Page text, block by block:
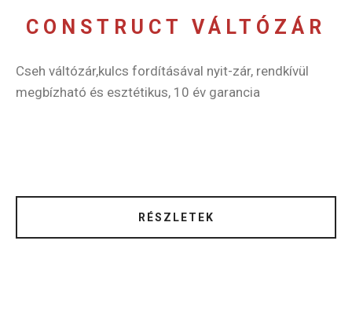
CONSTRUCT VÁLTÓZÁR
Cseh váltózár,kulcs fordításával nyit-zár, rendkívül
megbízható és esztétikus, 10 év garancia
RÉSZLETEK